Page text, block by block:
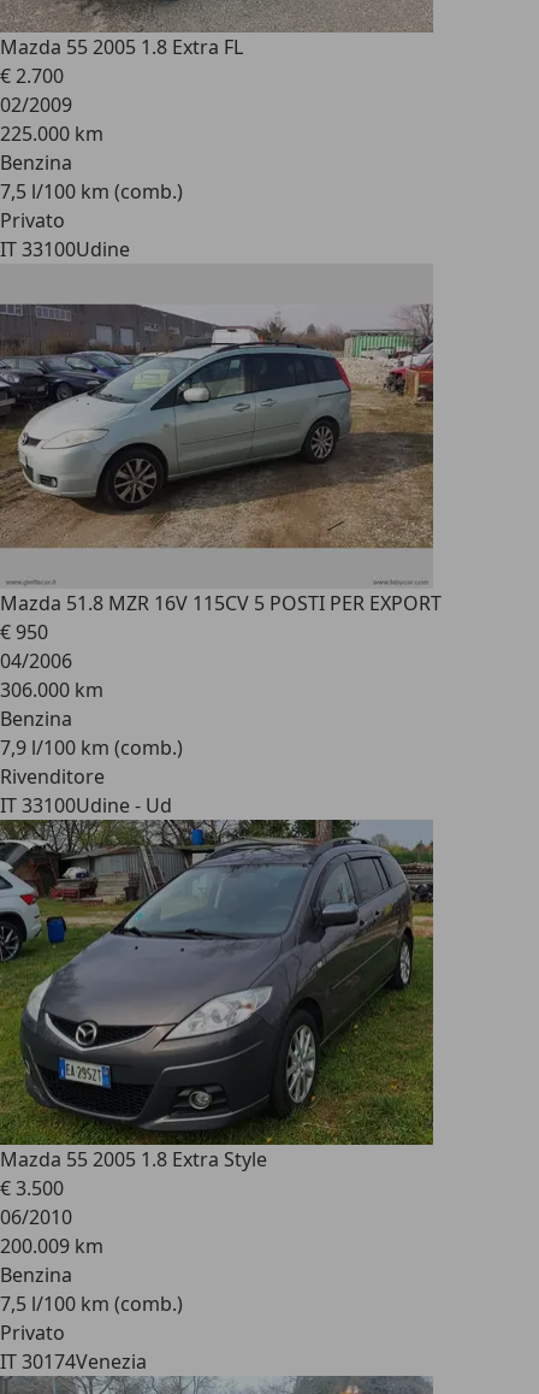
Mazda 55 2005 1.8 Extra FL
€ 2.700
02/2009
225.000 km
Benzina
7,5 l/100 km (comb.)
Privato
IT 33100Udine
Mazda 51.8 MZR 16V 115CV 5 POSTI PER EXPORT
€ 950
04/2006
306.000 km
Benzina
7,9 l/100 km (comb.)
Rivenditore
IT 33100Udine - Ud
Mazda 55 2005 1.8 Extra Style
€ 3.500
06/2010
200.009 km
Benzina
7,5 l/100 km (comb.)
Privato
IT 30174Venezia